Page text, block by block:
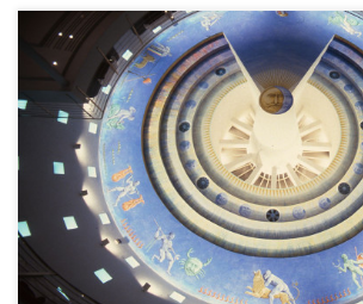
Aquel 27 de enero de 1992 fue presentada
Guillermo Pérez Villalta, que se estaba
directamente sobre el techo del pabellón
Expo, y que refiere los doces trabajos de
los signos del zodiaco. El artista gaditano
trabajando […]